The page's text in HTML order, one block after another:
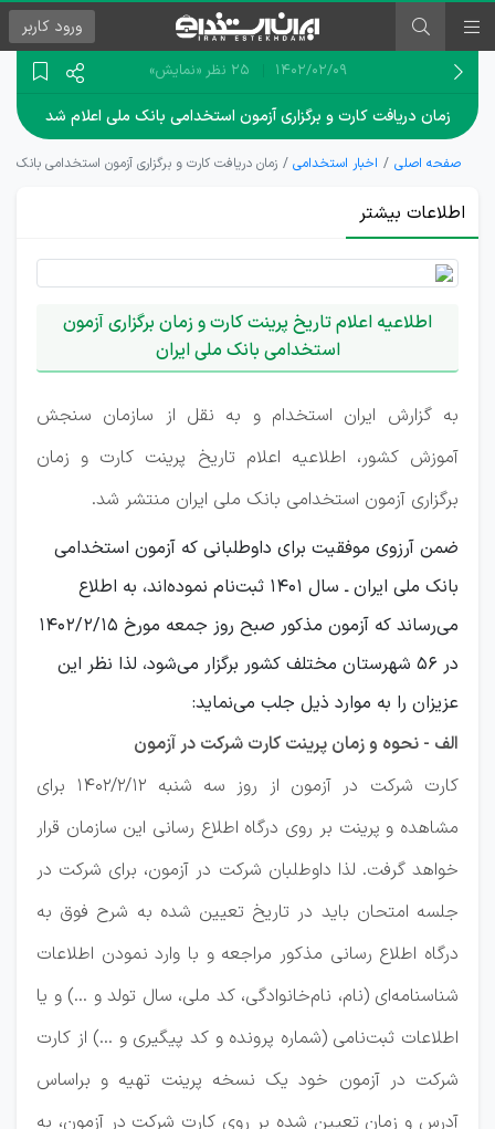
ورود کاربر
۱۴۰۲/۰۲/۰۹ 25 نظر «نمایش»
زمان دریافت کارت و برگزاری آزمون استخدامی بانک ملی اعلام شد
صفحه اصلی اخبار استخدامی زمان دریافت کارت و برگزاری آزمون استخدامی بانک
اطلاعات بیشتر
اطلاعیه اعلام تاریخ پرینت كارت و زمان برگزاری آزمون
استخدامی بانك ملی ایران
به گزارش ایران استخدام و به نقل از سازمان سنجش
آموزش کشور، اطلاعیه اعلام تاریخ پرینت كارت و زمان
برگزاری آزمون استخدامی بانك ملی ایران منتشر شد.
ضمن آرزوی موفقیت برای داوطلبانی که آزمون استخدامی
بانک ملی ایران ـ سال 1401 ثبت‌نام نموده‌اند، به اطلاع
می‌رساند که آزمون مذکور صبح روز جمعه مورخ ۱۴۰۲/۲/۱۵
در 56 شهرستان مختلف کشور برگزار می‌شود، لذا نظر این
عزیزان را به موارد ذیل جلب می‌نماید:
الف - نحوه و زمان پرینت کارت شرکت در آزمون
کارت شرکت در آزمون از روز سه شنبه ۱۴۰۲/۲/۱۲ برای
مشاهده و پرینت بر روی درگاه اطلاع رسانی این سازمان قرار
خواهد گرفت. لذا داوطلبان شرکت در آزمون، برای شرکت در
جلسه امتحان باید در تاریخ تعیین شده به شرح فوق به
درگاه اطلاع رسانی مذکور مراجعه و با وارد نمودن اطلاعات
شناسنامه‌ای (نام، نام‌خانوادگی، کد ملی، سال تولد و ...) و یا
اطلاعات ثبت‌نامی (شماره پرونده و کد پیگیری و ...) از کارت
شرکت در آزمون خود یک نسخه پرینت تهیه و براساس
آدرس و زمان تعیین شده بر روی کارت شرکت در آزمون، به